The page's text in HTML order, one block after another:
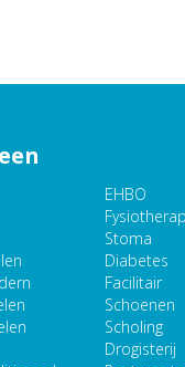
EHBO
Stoma
Diabetes
Facilitair
Schoenen
Scholing
Drogisterij